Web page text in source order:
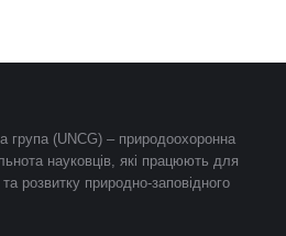
група (UNCG) – природоохоронна
науковців, які працюють для
розвитку природно-заповідного